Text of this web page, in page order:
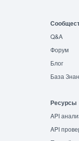
Q&A
Форум
Блог
База
Ресурсы
API
API